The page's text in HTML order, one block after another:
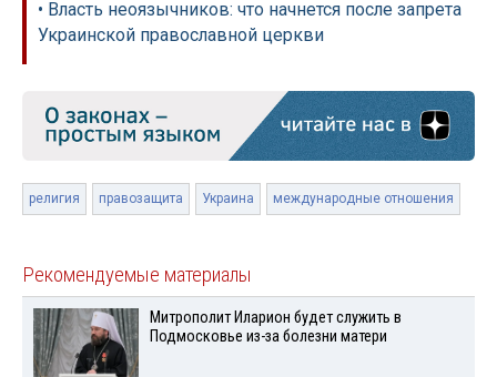
• Власть неоязычников: что начнется после запрета
Украинской православной церкви
религия правозащита Украина международные отношения
Рекомендуемые материалы
Митрополит Иларион будет служить в
Подмосковье из-за болезни матери